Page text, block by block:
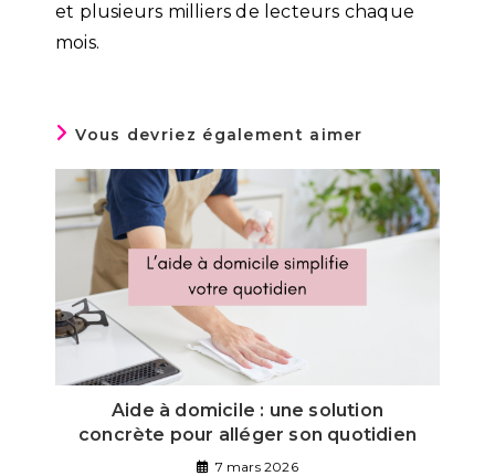
et plusieurs milliers de lecteurs chaque
mois.
Vous devriez également aimer
Aide à domicile : une solution
concrète pour alléger son quotidien
7 mars 2026